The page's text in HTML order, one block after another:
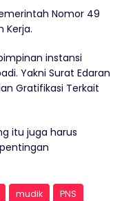
Nomor 49
Kerja.
instansi
Yakni Surat Edaran
Gratifikasi Terkait
itu juga harus
mudik PNS